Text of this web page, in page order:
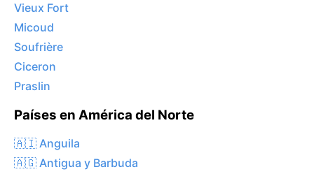
Vieux Fort
Micoud
Soufrière
Ciceron
Praslin
Países en América del Norte
🇦🇮 Anguila
🇦🇬 Antigua y Barbuda